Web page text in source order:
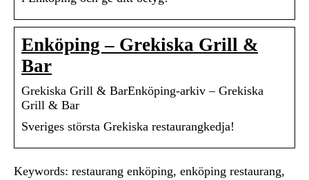
Enköping – Grekiska Grill &
Bar
Grekiska Grill & BarEnköping-arkiv – Grekiska
Grill & Bar
Sveriges största Grekiska restaurangkedja!
Keywords: restaurang enköping, enköping restaurang,